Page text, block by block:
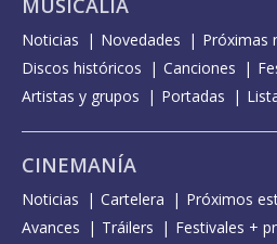
MUSICALIA
Noticias Novedades
Próximas
Discos históricos
Canciones
Artistas y grupos
Portadas
CINEMANÍA
Noticias Cartelera Próximos
Avances
Tráilers
Festivales +